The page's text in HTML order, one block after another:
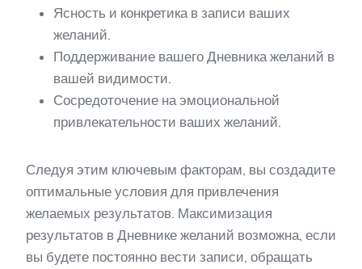
Ясность и конкретика в записи ваших
желаний.
Поддерживание вашего Дневника желаний в
вашей видимости.
Сосредоточение на эмоциональной
привлекательности ваших желаний.
Следуя этим ключевым факторам, вы создадите
оптимальные условия для привлечения
желаемых результатов. Максимизация
результатов в Дневнике желаний возможна, если
вы будете постоянно вести записи, обращать